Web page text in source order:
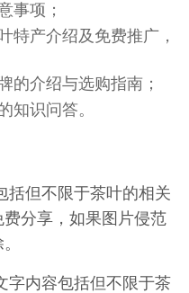
事项；
特产介绍及免费推广，
的介绍与选购指南；
知识问答。
但不限于茶叶的相关
分享，如果图片侵范
内容包括但不限于茶